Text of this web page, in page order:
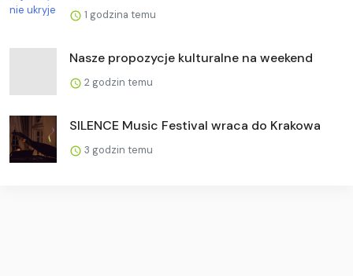
1 godzina temu
Nasze propozycje kulturalne na weekend
2 godzin temu
SILENCE Music Festival wraca do Krakowa
3 godzin temu